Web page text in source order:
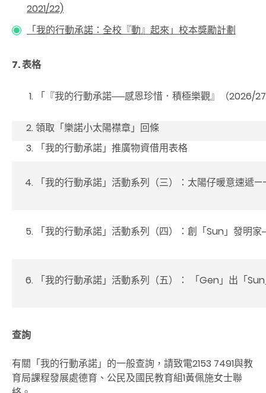
2021/22)
「我的行動承諾：全校『動』起來」校本獎勵計劃
7. 表格
「『我的行動承諾──感恩珍惜．積極樂觀』（2026/
領取「樂諾小太陽襟章」回條
「我的行動承諾」推廣物資借用表格
「我的行動承諾」活動系列（三）：太陽仔暖意速遞
「我的行動承諾」活動系列（四）：創「Sun」發明
「我的行動承諾」活動系列（五）： 「Gen」出「Sun
查詢
有關「我的行動承諾」的一般查詢，請致電2153 7491與教
育局課程發展處德育、公民及國民教育組1黃佩施女士聯